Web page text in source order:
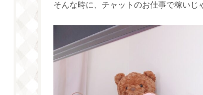
そんな時に、チャットのお仕事で稼いじ